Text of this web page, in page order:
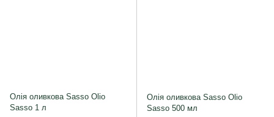
Олія оливкова Sasso Olio
Sasso 1 л
Олія оливкова Sasso Olio
Sasso 500 мл